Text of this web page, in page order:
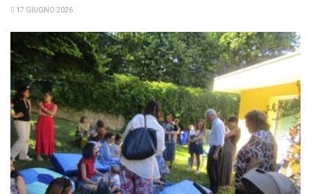
17 GIUGNO 2026